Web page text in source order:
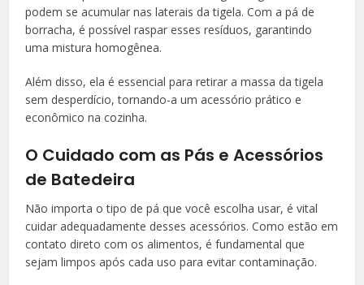
podem se acumular nas laterais da tigela. Com a pá de
borracha, é possível raspar esses resíduos, garantindo
uma mistura homogênea.
Além disso, ela é essencial para retirar a massa da tigela
sem desperdício, tornando-a um acessório prático e
econômico na cozinha.
O Cuidado com as Pás e Acessórios
de Batedeira
Não importa o tipo de pá que você escolha usar, é vital
cuidar adequadamente desses acessórios. Como estão em
contato direto com os alimentos, é fundamental que
sejam limpos após cada uso para evitar contaminação.